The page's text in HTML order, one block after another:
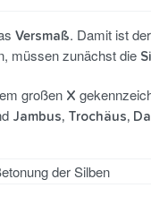
Versmaß. Damit ist
müssen zunächst die
großen X
Jambus, Trochäus,
der Silben